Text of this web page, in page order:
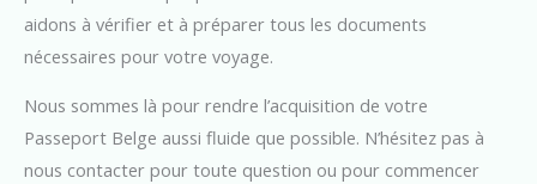
aidons à vérifier et à préparer tous les documents
nécessaires pour votre voyage.
Nous sommes là pour rendre l’acquisition de votre
Passeport Belge aussi fluide que possible. N’hésitez pas à
nous contacter pour toute question ou pour commencer